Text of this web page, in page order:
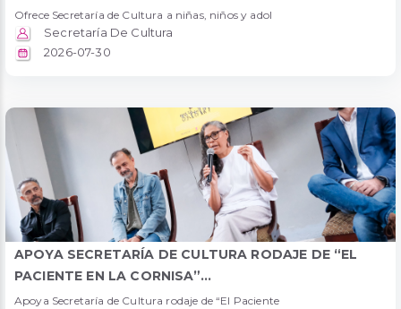
Ofrece Secretaría de Cultura a niñas, niños y adol
Secretaría De Cultura
2026-07-30
APOYA SECRETARÍA DE CULTURA RODAJE DE “EL
PACIENTE EN LA CORNISA”...
Apoya Secretaría de Cultura rodaje de “El Paciente